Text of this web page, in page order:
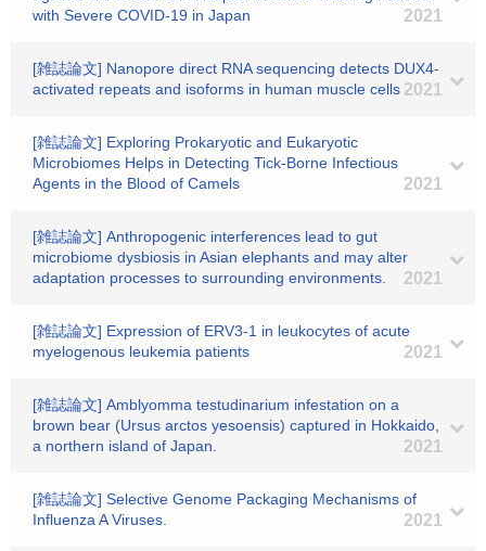
with Severe COVID-19 in Japan
2021
[雑誌論文] Nanopore direct RNA sequencing detects DUX4-
activated repeats and isoforms in human muscle cells 2021
[雑誌論文] Exploring Prokaryotic and Eukaryotic
Microbiomes Helps in Detecting Tick-Borne Infectious
Agents in the Blood of Camels
2021
[雑誌論文] Anthropogenic interferences lead to gut
microbiome dysbiosis in Asian elephants and may alter
adaptation processes to surrounding environments.
2021
[雑誌論文] Expression of ERV3-1 in leukocytes of acute
myelogenous leukemia patients
2021
[雑誌論文] Amblyomma testudinarium infestation on a
brown bear (Ursus arctos yesoensis) captured in Hokkaido,
a northern island of Japan.
2021
[雑誌論文] Selective Genome Packaging Mechanisms of
Influenza A Viruses.
2021